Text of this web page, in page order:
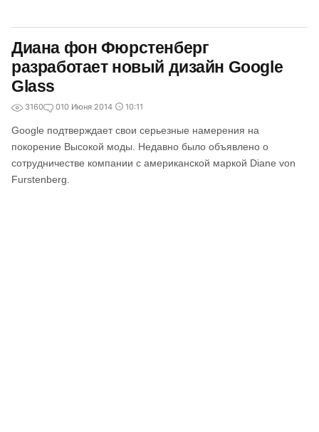
Диана фон Фюрстенберг
разработает новый дизайн Google
Glass
3160 010 Июня 2014 10:11
Google подтверждает свои серьезные намерения на
покорение Высокой моды. Недавно было объявлено о
сотрудничестве компании с американской маркой Diane von
Furstenberg.